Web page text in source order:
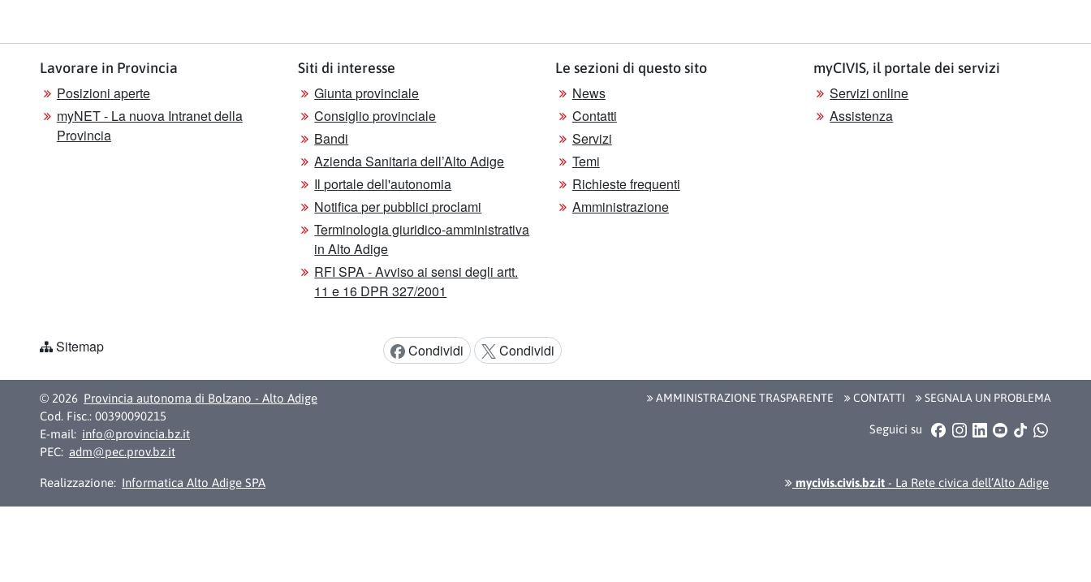
Lavorare in Provincia
Posizioni aperte
myNET - La nuova Intranet della
Provincia
Siti di interesse
Giunta provinciale
Consiglio provinciale
Bandi
Azienda Sanitaria dell’Alto Adige
Il portale dell'autonomia
Notifica per pubblici proclami
Terminologia giuridico-amministrativa
in Alto Adige
RFI SPA - Avviso ai sensi degli artt.
11 e 16 DPR 327/2001
Le sezioni di questo sito
News
Contatti
Servizi
Temi
Richieste frequenti
Amministrazione
myCIVIS, il portale dei servizi
Servizi online
Assistenza
Sitemap
Condividi:
Condividi Condividi
© 2026 Provincia autonoma di Bolzano - Alto Adige
Cod. Fisc.: 00390090215
E-mail: info@provincia.bz.it
PEC: adm@pec.prov.bz.it
Realizzazione: Informatica Alto Adige SPA
AMMINISTRAZIONE TRASPARENTE CONTATTI SEGNALA UN PROBLEMA
Seguici su Facebook
Instagram
LinkedInYouTube
TikTok
mycivis.civis.bz.it - La Rete civica dell’Alto Adige